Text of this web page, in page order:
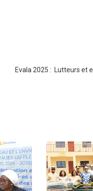
Evala 2025 : Lutteurs et